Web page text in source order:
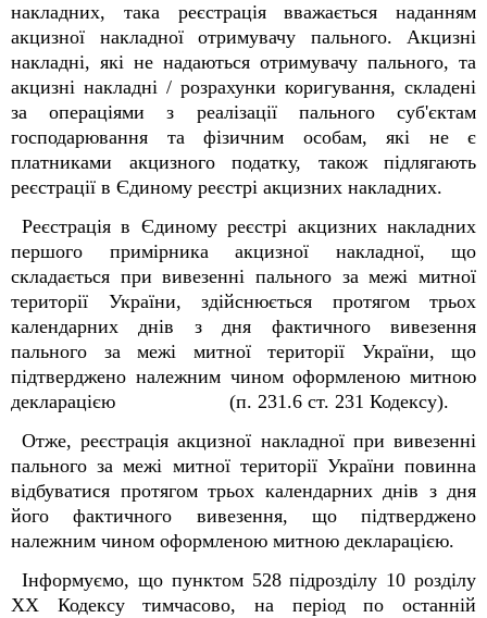
накладних, така реєстрація вважається наданням
акцизної накладної отримувачу пального. Акцизні
накладні, які не надаються отримувачу пального, та
акцизні накладні / розрахунки коригування, складені
за операціями з реалізації пального суб'єктам
господарювання та фізичним особам, які не є
платниками акцизного податку, також підлягають
реєстрації в Єдиному реєстрі акцизних накладних.
Реєстрація в Єдиному реєстрі акцизних накладних
першого примірника акцизної накладної, що
складається при вивезенні пального за межі митної
території України, здійснюється протягом трьох
календарних днів з дня фактичного вивезення
пального за межі митної території України, що
підтверджено належним чином оформленою митною
декларацією (п. 231.6 ст. 231 Кодексу).
Отже, реєстрація акцизної накладної при вивезенні
пального за межі митної території України повинна
відбуватися протягом трьох календарних днів з дня
його фактичного вивезення, що підтверджено
належним чином оформленою митною декларацією.
Інформуємо, що пунктом 528підрозділу 10 розділу
XX Кодексу тимчасово, на період по останній